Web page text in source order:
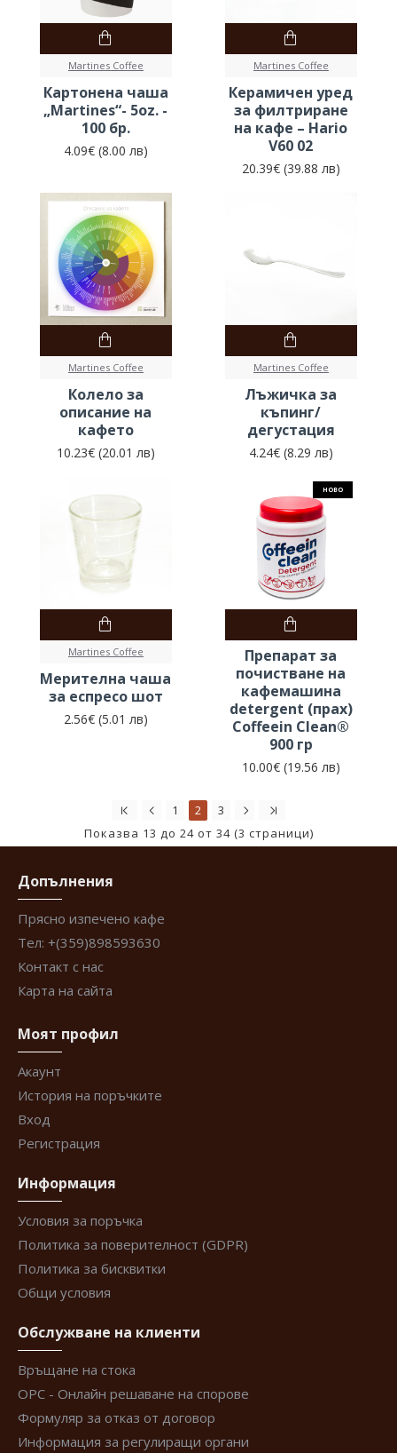
Martines Coffee
Картонена чаша
„Martines“- 5oz. -
100 бр.
4.09€ (8.00 лв)
Martines Coffee
Керамичен уред
за филтриране
на кафе – Hario
V60 02
20.39€ (39.88 лв)
Martines Coffee
Колело за
описание на
кафето
10.23€ (20.01 лв)
Martines Coffee
Лъжичка за
къпинг/
дегустация
4.24€ (8.29 лв)
Martines Coffee
Мерителна чаша
за еспресо шот
2.56€ (5.01 лв)
НОВО
Препарат за
почистване на
кафемашина
detergent (прах)
Coffeein Clean®
900 гр
10.00€ (19.56 лв)
1 2
3
Показва 13 до 24 от 34 (3 страници)
Допълнения
Прясно изпечено кафе
Тел: +(359)898593630
Контакт с нас
Карта на сайта
Моят профил
Акаунт
История на поръчките
Вход
Регистрация
Информация
Условия за поръчка
Политика за поверителност (GDPR)
Политика за бисквитки
Общи условия
Обслужване на клиенти
Връщане на стока
ОРС - Онлайн решаване на спорове
Формуляр за отказ от договор
Информация за регулиращи органи